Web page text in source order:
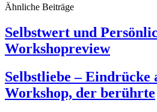
Ähnliche Beiträge
Selbstwert und
Workshopreview
Selbstliebe – Eindrücke
Workshop, der berührte